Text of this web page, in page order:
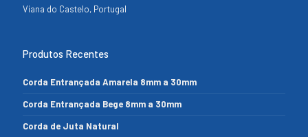
Viana do Castelo, Portugal
Produtos Recentes
Corda Entrançada Amarela 8mm a 30mm
Corda Entrançada Bege 8mm a 30mm
Corda de Juta Natural